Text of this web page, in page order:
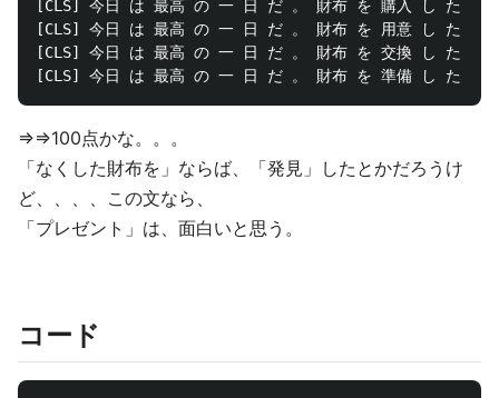
[CLS] 今日 は 最高 の 一 日 だ 。 財布 を 購入 し た 。
[CLS] 今日 は 最高 の 一 日 だ 。 財布 を 用意 し た 。
[CLS] 今日 は 最高 の 一 日 だ 。 財布 を 交換 し た 。
⇒⇒100点かな。。。
「なくした財布を」ならば、「発見」したとかだろうけ
ど、、、、この文なら、
「プレゼント」は、面白いと思う。
コード